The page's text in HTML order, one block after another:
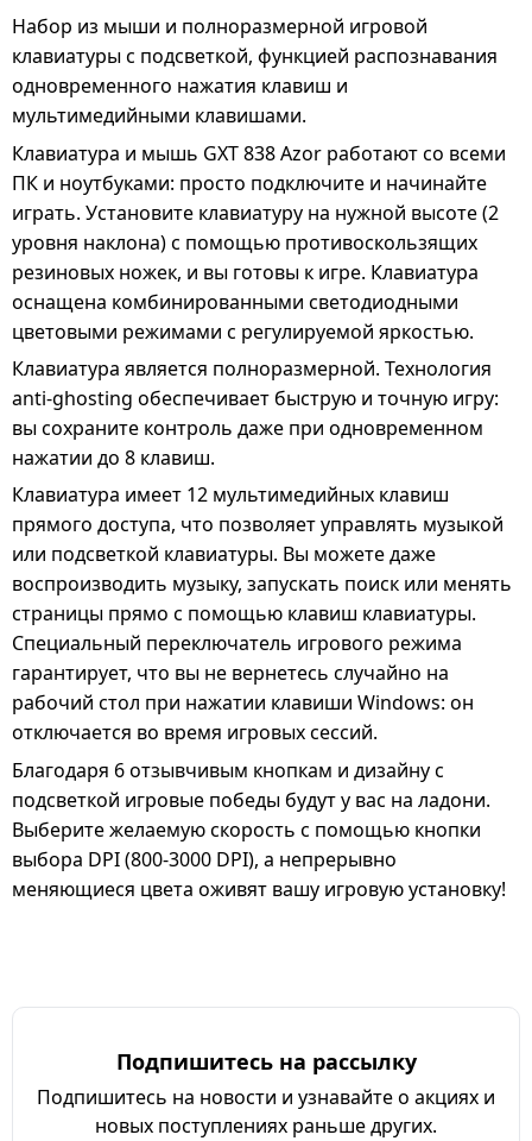
Набор из мыши и полноразмерной игровой
клавиатуры с подсветкой, функцией распознавания
одновременного нажатия клавиш и
мультимедийными клавишами.
Клавиатура и мышь GXT 838 Azor работают со всеми
ПК и ноутбуками: просто подключите и начинайте
играть. Установите клавиатуру на нужной высоте (2
уровня наклона) с помощью противоскользящих
резиновых ножек, и вы готовы к игре. Клавиатура
оснащена комбинированными светодиодными
цветовыми режимами с регулируемой яркостью.
Клавиатура является полноразмерной. Технология
anti-ghosting обеспечивает быструю и точную игру:
вы сохраните контроль даже при одновременном
нажатии до 8 клавиш.
Клавиатура имеет 12 мультимедийных клавиш
прямого доступа, что позволяет управлять музыкой
или подсветкой клавиатуры. Вы можете даже
воспроизводить музыку, запускать поиск или менять
страницы прямо с помощью клавиш клавиатуры.
Специальный переключатель игрового режима
гарантирует, что вы не вернетесь случайно на
рабочий стол при нажатии клавиши Windows: он
отключается во время игровых сессий.
Благодаря 6 отзывчивым кнопкам и дизайну с
подсветкой игровые победы будут у вас на ладони.
Выберите желаемую скорость с помощью кнопки
выбора DPI (800-3000 DPI), а непрерывно
меняющиеся цвета оживят вашу игровую установку!
Подпишитесь на рассылку
Подпишитесь на новости и узнавайте о акциях и
новых поступлениях раньше других.